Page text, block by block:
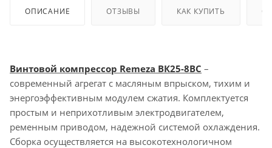
ОПИСАНИЕ ОТЗЫВЫ КАК КУПИТЬ
Винтовой компрессор Remeza ВК25-8ВС –
современный агрегат с масляным впрыском, тихим и
энергоэффективным модулем сжатия. Комплектуется
простым и неприхотливым электродвигателем,
ременным приводом, надежной системой охлаждения.
Сборка осуществляется на высокотехнологичном